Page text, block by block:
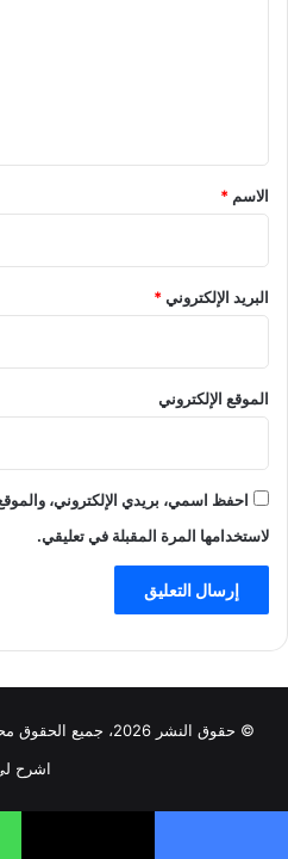
*
الاسم *
البريد الإلكتروني*
الموقع الإلكتروني
احفظ اسمي، بريدي الإلكتروني،
لاستخدامها المرة المقبلة في تعليقي.
© حقوق النشر 2026، جميع الحقوق محفوظة |
اشرح